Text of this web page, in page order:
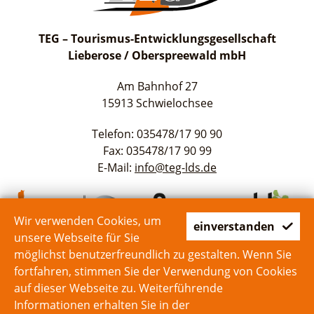
einverstanden
Wir verwenden Cookies, um
unsere Webseite für Sie
möglichst benutzerfreundlich zu gestalten. Wenn Sie
fortfahren, stimmen Sie der Verwendung von Cookies
auf dieser Webseite zu. Weiterführende
Informationen erhalten Sie in der
TEG – Tourismus-Entwicklungsgesellschaft
Lieberose / Oberspreewald mbH
Am Bahnhof 27
15913 Schwielochsee
Telefon: 035478/17 90 90
Fax: 035478/17 90 99
E-Mail: info@teg-lds.de
Start Kontakt Impressum Datenschutz